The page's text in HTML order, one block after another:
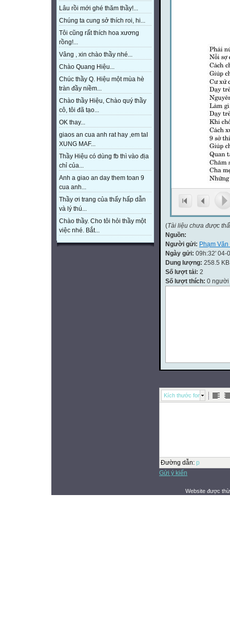
Lâu rồi mới ghé thăm thầy!...
Chúng ta cung sở thích roi, hi...
Tôi cũng rất thích hoa xương
rồng!...
Vâng , xin chào thầy nhé...
Chào Quang Hiệu...
Chúc thầy Q. Hiệu một mùa hè
tràn đầy niềm...
Chào thầy Hiệu, Chào quý thầy
cô, tôi đã tạo...
OK thay...
giaos an cua anh rat hay ,em taI
XUNG MAF...
Thầy Hiệu có dùng fb thì vào địa
chỉ của...
Anh a giao an day them toan 9
cua anh...
Thầy ơi trang của thấy hấp dẫn
và lý thú...
Chào thầy. Cho tôi hỏi thầy một
việc nhé. Bắt...
(Tài liệu chưa được
Nguồn:
Người gửi: Phạm
Ngày gửi: 09h:32' 04-
Dung lượng: 258.5 KB
Số lượt tải: 2
Số lượt thích: 0 người
Kích thước font
Đường dẫn: p
Gửi ý kiến
Website được